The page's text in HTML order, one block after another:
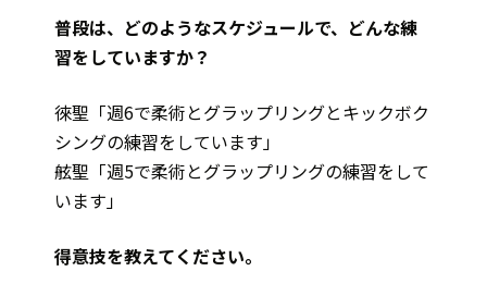
――普段は、どのようなスケジュールで、どんな練
習をしていますか？
徠聖「週6で柔術とグラップリングとキックボク
シングの練習をしています」
舷聖「週5で柔術とグラップリングの練習をして
います」
――得意技を教えてください。